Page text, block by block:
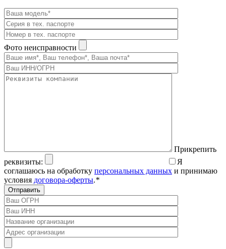
Фото неисправности
Прикрепить
реквизиты:
Я
соглашаюсь на обработку персональных данных и принимаю
условия договора-оферты.*